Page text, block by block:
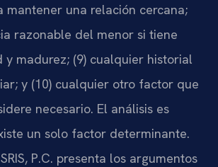
mantener una relación cercana;
razonable del menor si tiene
y madurez; (9) cualquier historial
y (10) cualquier otro factor que
necesario. El análisis es
un solo factor determinante.
P.C. presenta los argumentos